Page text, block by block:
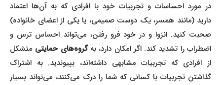
در مورد احساسات و تجربیات خود با افرادی که به آن‌ها اعتماد
دارید (مانند همسر، یک دوست صمیمی، یا یکی از اعضای خانواده)
صحبت کنید. انزوا و در خود فرو رفتن، می‌تواند احساس ترس و
اضطراب را تشدید کند. اگر امکان دارد، به گروه‌های حمایتیمتشکل
از افرادی که تجربیات مشابهی داشته‌اند، بپیوندید. به اشتراک
گذاشتن تجربیات با کسانی که شما را درک می‌کنند، می‌تواند بسیار